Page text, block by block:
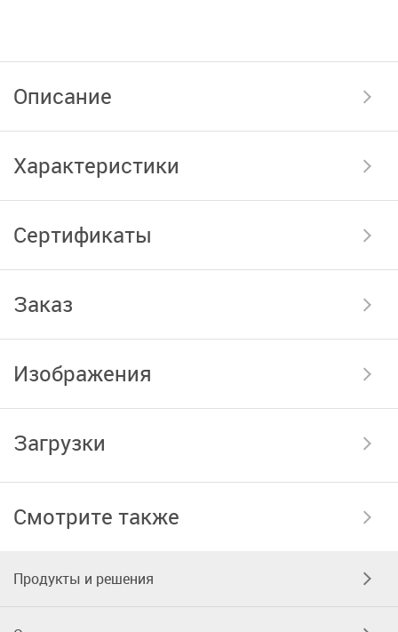
Описание
Характеристики
Сертификаты
Заказ
Изображения
Загрузки
Смотрите также
Продукты и решения